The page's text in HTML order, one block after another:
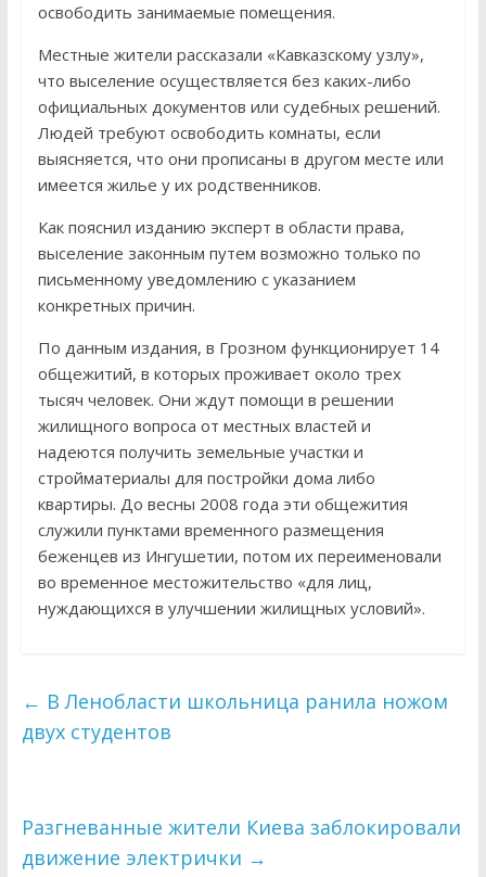
освободить занимаемые помещения.
Местные жители рассказали «Кавказскому узлу»,
что выселение осуществляется без каких-либо
официальных документов или судебных решений.
Людей требуют освободить комнаты, если
выясняется, что они прописаны в другом месте или
имеется жилье у их родственников.
Как пояснил изданию эксперт в области права,
выселение законным путем возможно только по
письменному уведомлению с указанием
конкретных причин.
По данным издания, в Грозном функционирует 14
общежитий, в которых проживает около трех
тысяч человек. Они ждут помощи в решении
жилищного вопроса от местных властей и
надеются получить земельные участки и
стройматериалы для постройки дома либо
квартиры. До весны 2008 года эти общежития
служили пунктами временного размещения
беженцев из Ингушетии, потом их переименовали
во временное местожительство «для лиц,
нуждающихся в улучшении жилищных условий».
← В Ленобласти школьница ранила ножом
двух студентов
Разгневанные жители Киева заблокировали
движение электрички →